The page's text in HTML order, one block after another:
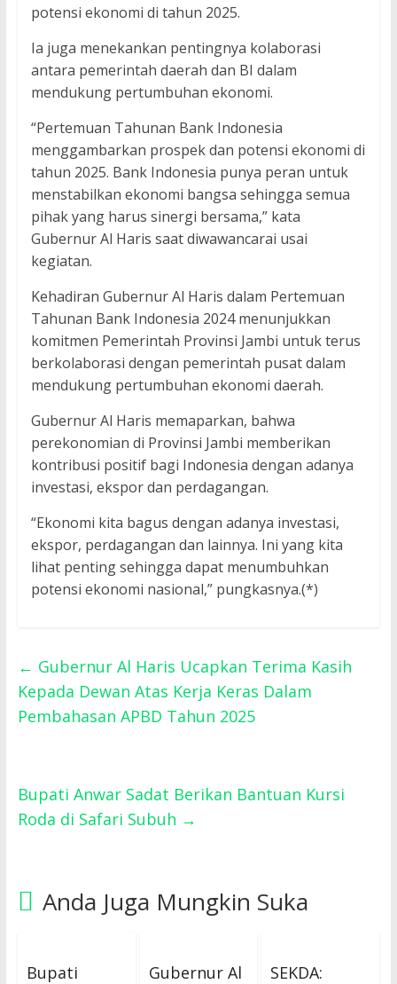
potensi ekonomi di tahun 2025.
Ia juga menekankan pentingnya kolaborasi
antara pemerintah daerah dan BI dalam
mendukung pertumbuhan ekonomi.
“Pertemuan Tahunan Bank Indonesia
menggambarkan prospek dan potensi ekonomi di
tahun 2025. Bank Indonesia punya peran untuk
menstabilkan ekonomi bangsa sehingga semua
pihak yang harus sinergi bersama,” kata
Gubernur Al Haris saat diwawancarai usai
kegiatan.
Kehadiran Gubernur Al Haris dalam Pertemuan
Tahunan Bank Indonesia 2024 menunjukkan
komitmen Pemerintah Provinsi Jambi untuk terus
berkolaborasi dengan pemerintah pusat dalam
mendukung pertumbuhan ekonomi daerah.
Gubernur Al Haris memaparkan, bahwa
perekonomian di Provinsi Jambi memberikan
kontribusi positif bagi Indonesia dengan adanya
investasi, ekspor dan perdagangan.
“Ekonomi kita bagus dengan adanya investasi,
ekspor, perdagangan dan lainnya. Ini yang kita
lihat penting sehingga dapat menumbuhkan
potensi ekonomi nasional,” pungkasnya.(*)
← Gubernur Al Haris Ucapkan Terima Kasih
Kepada Dewan Atas Kerja Keras Dalam
Pembahasan APBD Tahun 2025
Bupati Anwar Sadat Berikan Bantuan Kursi
Roda di Safari Subuh →
Anda Juga Mungkin Suka
Bupati
Gubernur Al
SEKDA: